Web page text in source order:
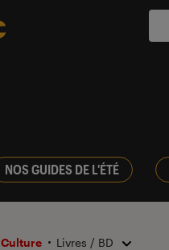
NOS GUIDES DE L'ÉTÉ
Culture Livres / BD